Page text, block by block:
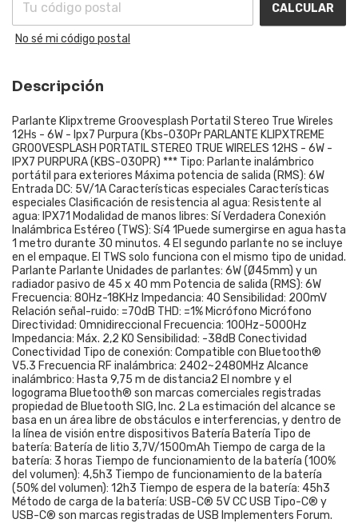
CALCULAR
No sé mi código postal
Descripción
Parlante Klipxtreme Groovesplash Portatil Stereo True Wireles
12Hs - 6W - Ipx7 Purpura (Kbs-030Pr PARLANTE KLIPXTREME
GROOVESPLASH PORTATIL STEREO TRUE WIRELES 12HS - 6W -
IPX7 PURPURA (KBS-030PR) *** Tipo: Parlante inalámbrico
portátil para exteriores Máxima potencia de salida (RMS): 6W
Entrada DC: 5V/1A Características especiales Características
especiales Clasificación de resistencia al agua: Resistente al
agua: IPX71 Modalidad de manos libres: Sí Verdadera Conexión
Inalámbrica Estéreo (TWS): Sí4 1Puede sumergirse en agua hasta
1 metro durante 30 minutos. 4 El segundo parlante no se incluye
en el empaque. El TWS solo funciona con el mismo tipo de unidad.
Parlante Parlante Unidades de parlantes: 6W (Ø45mm) y un
radiador pasivo de 45 x 40 mm Potencia de salida (RMS): 6W
Frecuencia: 80Hz-18KHz Impedancia: 4O Sensibilidad: 200mV
Relación señal-ruido: =70dB THD: =1% Micrófono Micrófono
Directividad: Omnidireccional Frecuencia: 100Hz-5000Hz
Impedancia: Máx. 2,2 KO Sensibilidad: -38dB Conectividad
Conectividad Tipo de conexión: Compatible con Bluetooth®
V5.3 Frecuencia RF inalámbrica: 2402~2480MHz Alcance
inalámbrico: Hasta 9,75 m de distancia2 El nombre y el
logograma Bluetooth® son marcas comerciales registradas
propiedad de Bluetooth SIG, Inc. 2 La estimación del alcance se
basa en un área libre de obstáculos e interferencias, y dentro de
la línea de visión entre dispositivos Batería Batería Tipo de
batería: Batería de litio 3,7V/1500mAh Tiempo de carga de la
batería: 3 horas Tiempo de funcionamiento de la batería (100%
del volumen): 4,5h3 Tiempo de funcionamiento de la batería
(50% del volumen): 12h3 Tiempo de espera de la batería: 45h3
Método de carga de la batería: USB-C® 5V CC USB Tipo-C® y
USB-C® son marcas registradas de USB Implementers Forum.